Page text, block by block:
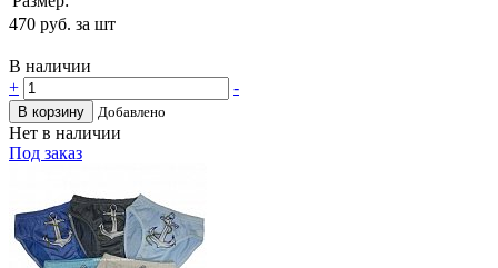
470 руб. за шт
В наличии
+
-
В корзину Добавлено
Нет в наличии
Под заказ